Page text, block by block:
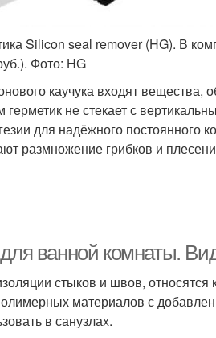
Silicon seal remover (HG). В
Фото: HG
каучука входят вещества,
не стекает с
для надёжного постоянного
размножение грибков и
ванной комнаты.
стыков и швов, относятся
материалов с
в санузлах.